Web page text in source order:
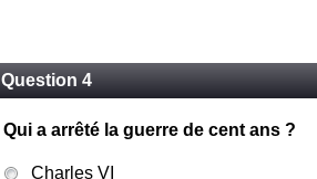
Question 4
Qui a arrêté la guerre de cent ans ?
Charles VI